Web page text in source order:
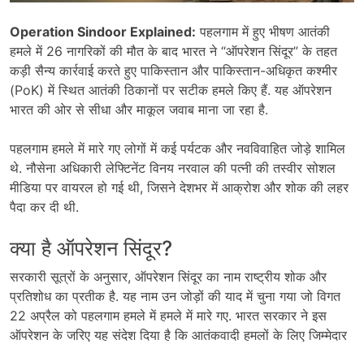
Operation Sindoor Explained: पहलगाम में हुए भीषण आतंकी
हमले में 26 नागरिकों की मौत के बाद भारत ने “ऑपरेशन सिंदूर” के तहत
कड़ी सैन्य कार्रवाई करते हुए पाकिस्तान और पाकिस्तान-अधिकृत कश्मीर
(PoK) में स्थित आतंकी ठिकानों पर सटीक हमले किए हैं. यह ऑपरेशन
भारत की ओर से सीधा और माकूल जवाब माना जा रहा है.
पहलगाम हमले में मारे गए लोगों में कई पर्यटक और नवविवाहित जोड़े शामिल
थे. नौसेना अधिकारी लेफ्टिनेंट विनय नरवाल की पत्नी की तस्वीर सोशल
मीडिया पर वायरल हो गई थी, जिसने देशभर में आक्रोश और शोक की लहर
पैदा कर दी थी.
क्या है ऑपरेशन सिंदूर?
सरकारी सूत्रों के अनुसार, ऑपरेशन सिंदूर का नाम राष्ट्रीय शोक और
प्रतिशोध का प्रतीक है. यह नाम उन जोड़ों की याद में चुना गया जो विगत
22 अप्रैल को पहलगाम हमले में हमले में मारे गए. भारत सरकार ने इस
ऑपरेशन के जरिए यह संदेश दिया है कि आतंकवादी हमलों के लिए जिम्मेदार